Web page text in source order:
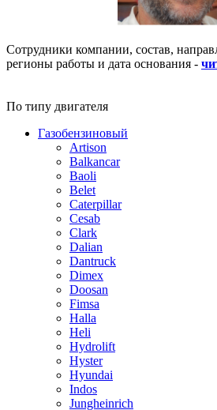
Сотрудники компании, состав,
регионы работы и дата основания -
По типу двигателя
Газобензиновый
Artison
Balkancar
Baoli
Belet
Caterpillar
Cesab
Clark
Dalian
Dantruck
Dimex
Doosan
Fimsa
Halla
Heli
Hydrolift
Hyster
Hyundai
Indos
Jungheinrich